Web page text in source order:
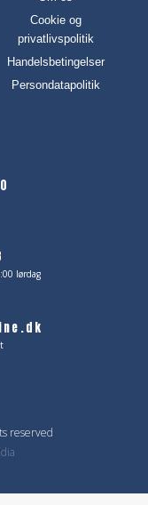
Cookie og
privatlivspolitik
Handelsbetingelser
Persondatapolitik
lørdag
reserved